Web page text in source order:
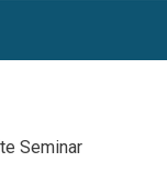
Seminar